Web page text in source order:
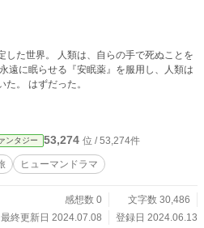
、自らの手で死ぬことを
永遠の眠りについた。 はずだった。
ンタジー 53,274 位 / 53,274件
ヒューマンドラマ
感想数 0
文字数 30,486
最終更新日 2024.07.08
登録日 2024.06.13